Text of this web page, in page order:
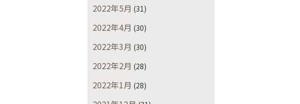
2022年5月 (31)
2022年4月 (30)
2022年3月 (30)
2022年2月 (28)
2022年1月 (28)